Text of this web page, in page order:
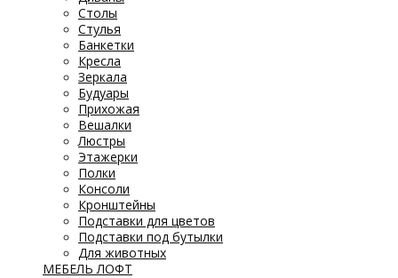
Столы
Стулья
Банкетки
Кресла
Зеркала
Будуары
Прихожая
Вешалки
Люстры
Этажерки
Полки
Консоли
Кронштейны
Подставки для цветов
Подставки под бутылки
Для животных
МЕБЕЛЬ ЛОФТ